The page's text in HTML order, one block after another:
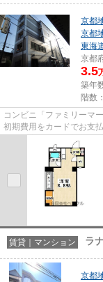
京都
京都
東海
京都
3.5
築年
階数
コンビニ「ファミリーマ
初期費用をカードでお支
れいな室内です。新着情報
賃貸｜マンション ラ
京都